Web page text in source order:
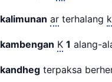
kalimunan ar terhalang
kambengan K 1 alang-
kandheg terpaksa